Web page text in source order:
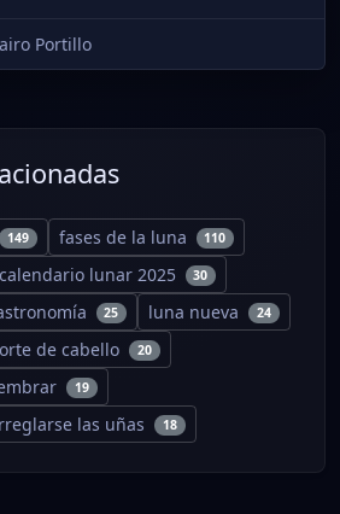
Portillo
149 fases de la luna 110
calendario lunar 2025 30
25 luna nueva 24
de cabello 20
19
las uñas 18